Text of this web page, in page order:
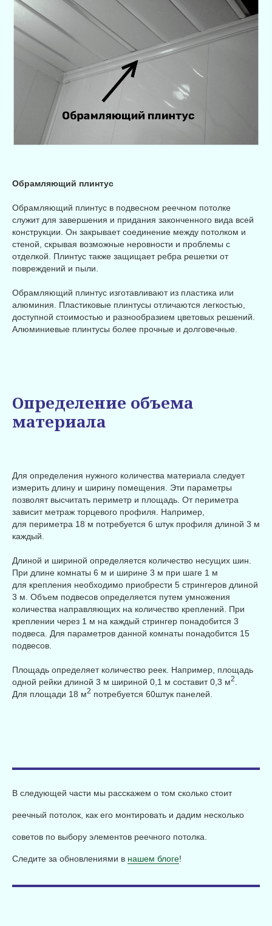
Обрамляющий плинтус
Обрамляющий плинтус в подвесном реечном потолке
служит для завершения и придания законченного вида всей
конструкции. Он закрывает соединение между потолком и
стеной, скрывая возможные неровности и проблемы с
отделкой. Плинтус также защищает ребра решетки от
повреждений и пыли.
Обрамляющий плинтус изготавливают из пластика или
алюминия. Пластиковые плинтусы отличаются легкостью,
доступной стоимостью и разнообразием цветовых решений.
Алюминиевые плинтусы более прочные и долговечные.
Определение объема
материала
Для определения нужного количества материала следует
измерить длину и ширину помещения. Эти параметры
позволят высчитать периметр и площадь. От периметра
зависит метраж торцевого профиля. Например,
для периметра 18 м потребуется 6 штук профиля длиной 3 м
каждый.
Длиной и шириной определяется количество несущих шин.
При длине комнаты 6 м и ширине 3 м при шаге 1 м
для крепления необходимо приобрести 5 стрингеров длиной
3 м. Объем подвесов определяется путем умножения
количества направляющих на количество креплений. При
креплении через 1 м на каждый стрингер понадобится 3
подвеса. Для параметров данной комнаты понадобится 15
подвесов.
Площадь определяет количество реек. Например, площадь
одной рейки длиной 3 м шириной 0,1 м составит 0,3 м2
Для площади 18 м2 потребуется 60штук панелей.
В следующей части мы расскажем о том сколько стоит
реечный потолок, как его монтировать и дадим несколько
советов по выбору элементов реечного потолка.
Следите за обновлениями в нашем блоге!